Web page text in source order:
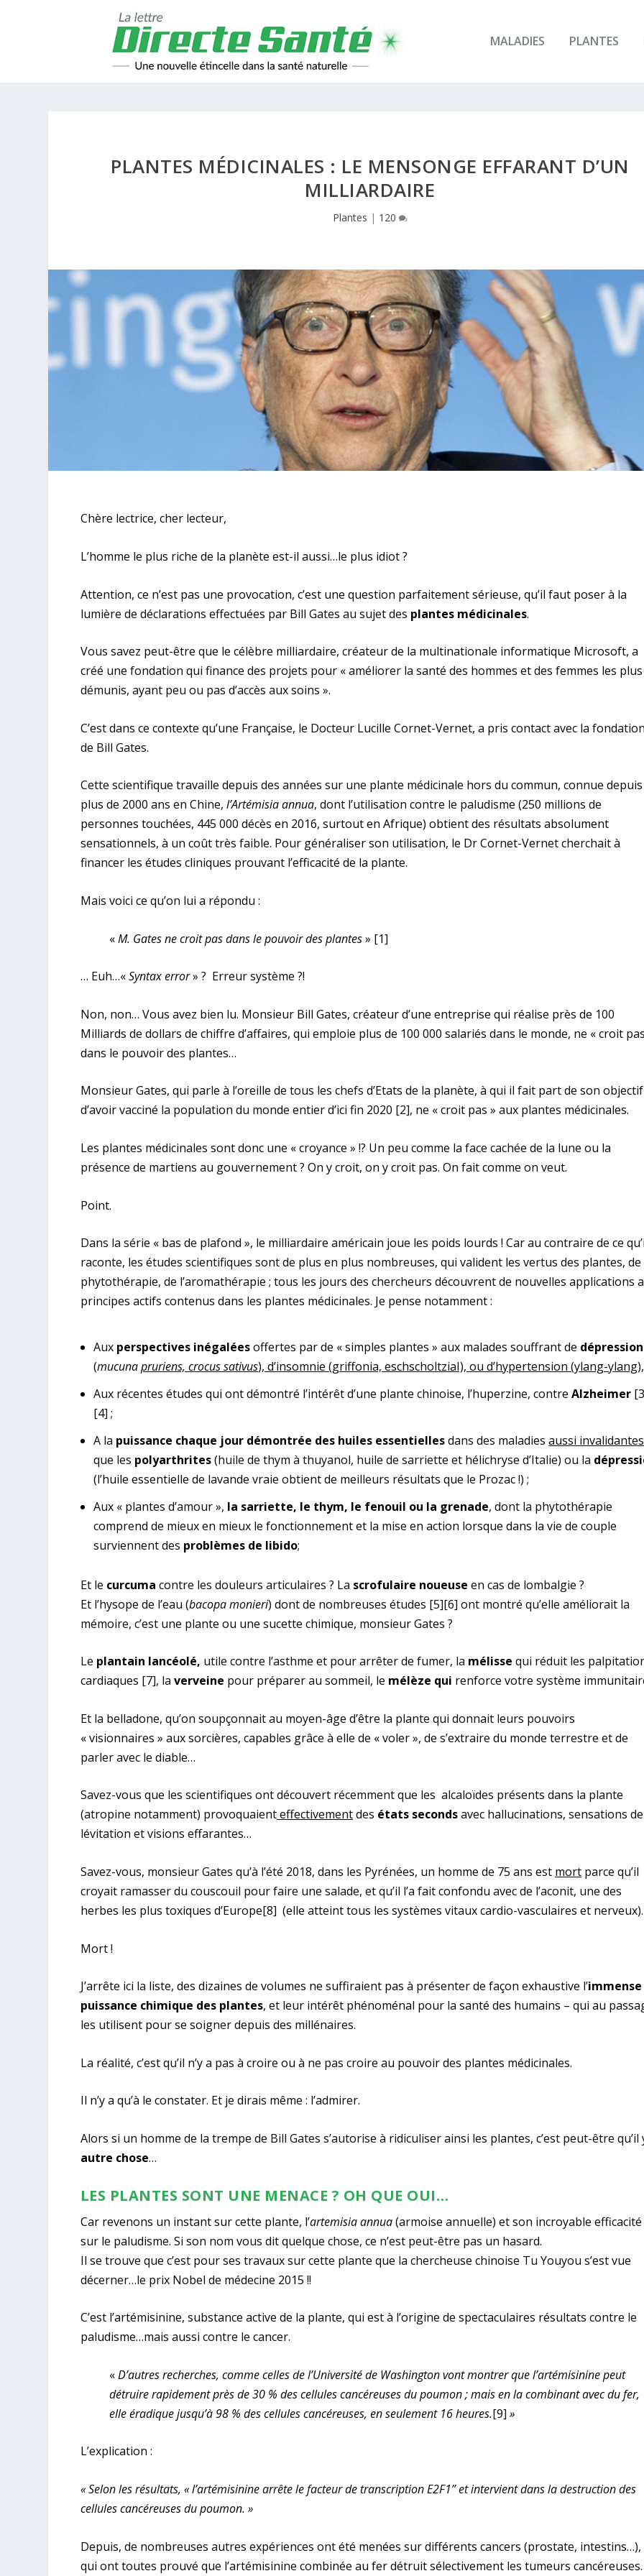
MALADIES PLANTES
PLANTES MÉDICINALES : LE MENSONGE EFFARANT D’UN
MILLIARDAIRE
Plantes | 120
Chère lectrice, cher lecteur,
L’homme le plus riche de la planète est-il aussi…le plus idiot ?
Attention, ce n’est pas une provocation, c’est une question parfaitement sérieuse, qu’il faut poser à la
lumière de déclarations effectuées par Bill Gates au sujet des plantes médicinales.
Vous savez peut-être que le célèbre milliardaire, créateur de la multinationale informatique Microsoft, a
créé une fondation qui finance des projets pour « améliorer la santé des hommes et des femmes les plus
démunis, ayant peu ou pas d’accès aux soins ».
C’est dans ce contexte qu’une Française, le Docteur Lucille Cornet-Vernet, a pris contact avec la fondation
de Bill Gates.
Cette scientifique travaille depuis des années sur une plante médicinale hors du commun, connue depuis
plus de 2000 ans en Chine, l’Artémisia annua, dont l’utilisation contre le paludisme (250 millions de
personnes touchées, 445 000 décès en 2016, surtout en Afrique) obtient des résultats absolument
sensationnels, à un coût très faible. Pour généraliser son utilisation, le Dr Cornet-Vernet cherchait à
financer les études cliniques prouvant l’efficacité de la plante.
Mais voici ce qu’on lui a répondu :
«M. Gates ne croit pas dans le pouvoir des plantes» [1]
… Euh…«Syntax error» ? Erreur système ?!
Non, non… Vous avez bien lu. Monsieur Bill Gates, créateur d’une entreprise qui réalise près de 100
Milliards de dollars de chiffre d’affaires, qui emploie plus de 100 000 salariés dans le monde, ne « croit
dans le pouvoir des plantes…
Monsieur Gates, qui parle à l’oreille de tous les chefs d’Etats de la planète, à qui il fait part de son objectif
d’avoir vacciné la population du monde entier d’ici fin 2020 [2], ne « croit pas » aux plantes médicinales.
Les plantes médicinales sont donc une « croyance » !? Un peu comme la face cachée de la lune ou la
présence de martiens au gouvernement ? On y croit, on y croit pas. On fait comme on veut.
Point.
Dans la série « bas de plafond », le milliardaire américain joue les poids lourds ! Car au contraire de ce
raconte, les études scientifiques sont de plus en plus nombreuses, qui valident les vertus des plantes, de
phytothérapie, de l’aromathérapie ; tous les jours des chercheurs découvrent de nouvelles applications
principes actifs contenus dans les plantes médicinales. Je pense notamment :
Aux perspectives inégaléesoffertes par de « simples plantes » aux malades souffrant de dépression
(mucunapruriens, crocus sativus), d’insomnie (griffonia, eschscholtziaI), ou d’hypertension (ylang-ylang),
Aux récentes études qui ont démontré l’intérêt d’une plante chinoise, l’huperzine, contreAlzheimer
[4] ;
A la puissance chaque jour démontrée des huiles essentiellesdans des maladiesaussi invalidantes
que les polyarthrites(huile de thym à thuyanol, huile de sarriette et hélichryse d’Italie) ou la
(l’huile essentielle de lavande vraie obtient de meilleurs résultats que le Prozac !) ;
Aux « plantes d’amour », la sarriette, le thym, le fenouil ou la grenade, dont la phytothérapie
comprend de mieux en mieux le fonctionnement et la mise en action lorsque dans la vie de couple
surviennent des problèmes de libido;
Et le curcuma contre les douleurs articulaires ? La scrofulaire noueuse en cas de lombalgie ?
Et l’hysope de l’eau (bacopa monieri) dont de nombreuses études [5][6] ont montré qu’elle améliorait la
mémoire, c’est une plante ou une sucette chimique, monsieur Gates ?
Le plantain lancéolé, utile contre l’asthme et pour arrêter de fumer, la mélisse qui réduit les
cardiaques [7], la verveine pour préparer au sommeil, le mélèze qui renforce votre système
Et la belladone, qu’on soupçonnait au moyen-âge d’être la plante qui donnait leurs pouvoirs
« visionnaires » aux sorcières, capables grâce à elle de « voler », de s’extraire du monde terrestre et de
parler avec le diable…
Savez-vous que les scientifiques ont découvert récemment que les alcaloïdes présents dans la plante
(atropine notamment) provoquaienteffectivementdes états secondsavec hallucinations, sensations de
lévitation et visions effarantes…
Savez-vous, monsieur Gates qu’à l’été 2018, dans les Pyrénées, un homme de 75 ans est mortparce qu’il
croyait ramasser du couscouil pour faire une salade, et qu’il l’a fait confondu avec de l’aconit, une des
herbes les plus toxiques d’Europe[8] (elle atteint tous les systèmes vitaux cardio-vasculaires et nerveux).
Mort !
J’arrête ici la liste, des dizaines de volumes ne suffiraient pas à présenter de façon exhaustive l’immense
puissance chimique des plantes, et leur intérêt phénoménal pour la santé des humains – qui au
les utilisent pour se soigner depuis des millénaires.
La réalité, c’est qu’il n’y a pas à croire ou à ne pas croire au pouvoir des plantes médicinales.
Il n’y a qu’à le constater. Et je dirais même : l’admirer.
Alors si un homme de la trempe de Bill Gates s’autorise à ridiculiser ainsi les plantes, c’est peut-être qu’il
autre chose…
LES PLANTES SONT UNE MENACE ? OH QUE OUI…
Car revenons un instant sur cette plante, l’artemisia annua(armoise annuelle) et son incroyable efficacité
sur le paludisme. Si son nom vous dit quelque chose, ce n’est peut-être pas un hasard.
Il se trouve que c’est pour ses travaux sur cette plante que la chercheuse chinoise Tu Youyou s’est vue
décerner…le prix Nobel de médecine 2015 !!
C’est l’artémisinine, substance active de la plante, qui est à l’origine de spectaculaires résultats contre le
paludisme…mais aussi contre le cancer.
«D’autres recherches, comme celles de l’Université de Washington vont montrer que l’artémisinine peut
détruire rapidement près de 30 % des cellules cancéreuses du poumon ; mais en la combinant avec du fer,
elle éradique jusqu’à 98 % des cellules cancéreuses, en seulement 16 heures.[9] »
L’explication :
« Selon les résultats, « l’artémisinine arrête le facteur de transcription E2F1” et intervient dans la destruction des
cellules cancéreuses du poumon. »
Depuis, de nombreuses autres expériences ont été menées sur différents cancers (prostate, intestins…),
qui ont toutes prouvé que l’artémisinine combinée au fer détruit sélectivement les tumeurs cancéreuses.